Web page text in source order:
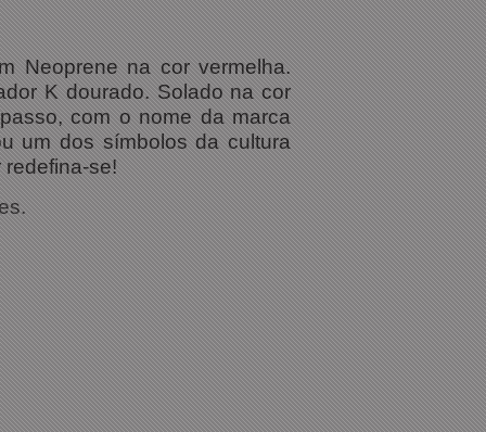
Neoprene na cor vermelha.
K dourado. Solado na cor
com o nome da marca
um dos símbolos da cultura
redefina-se!